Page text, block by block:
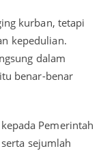
kurban, tetapi
kepedulian.
dalam
benar-benar
Pemerintah
serta sejumlah